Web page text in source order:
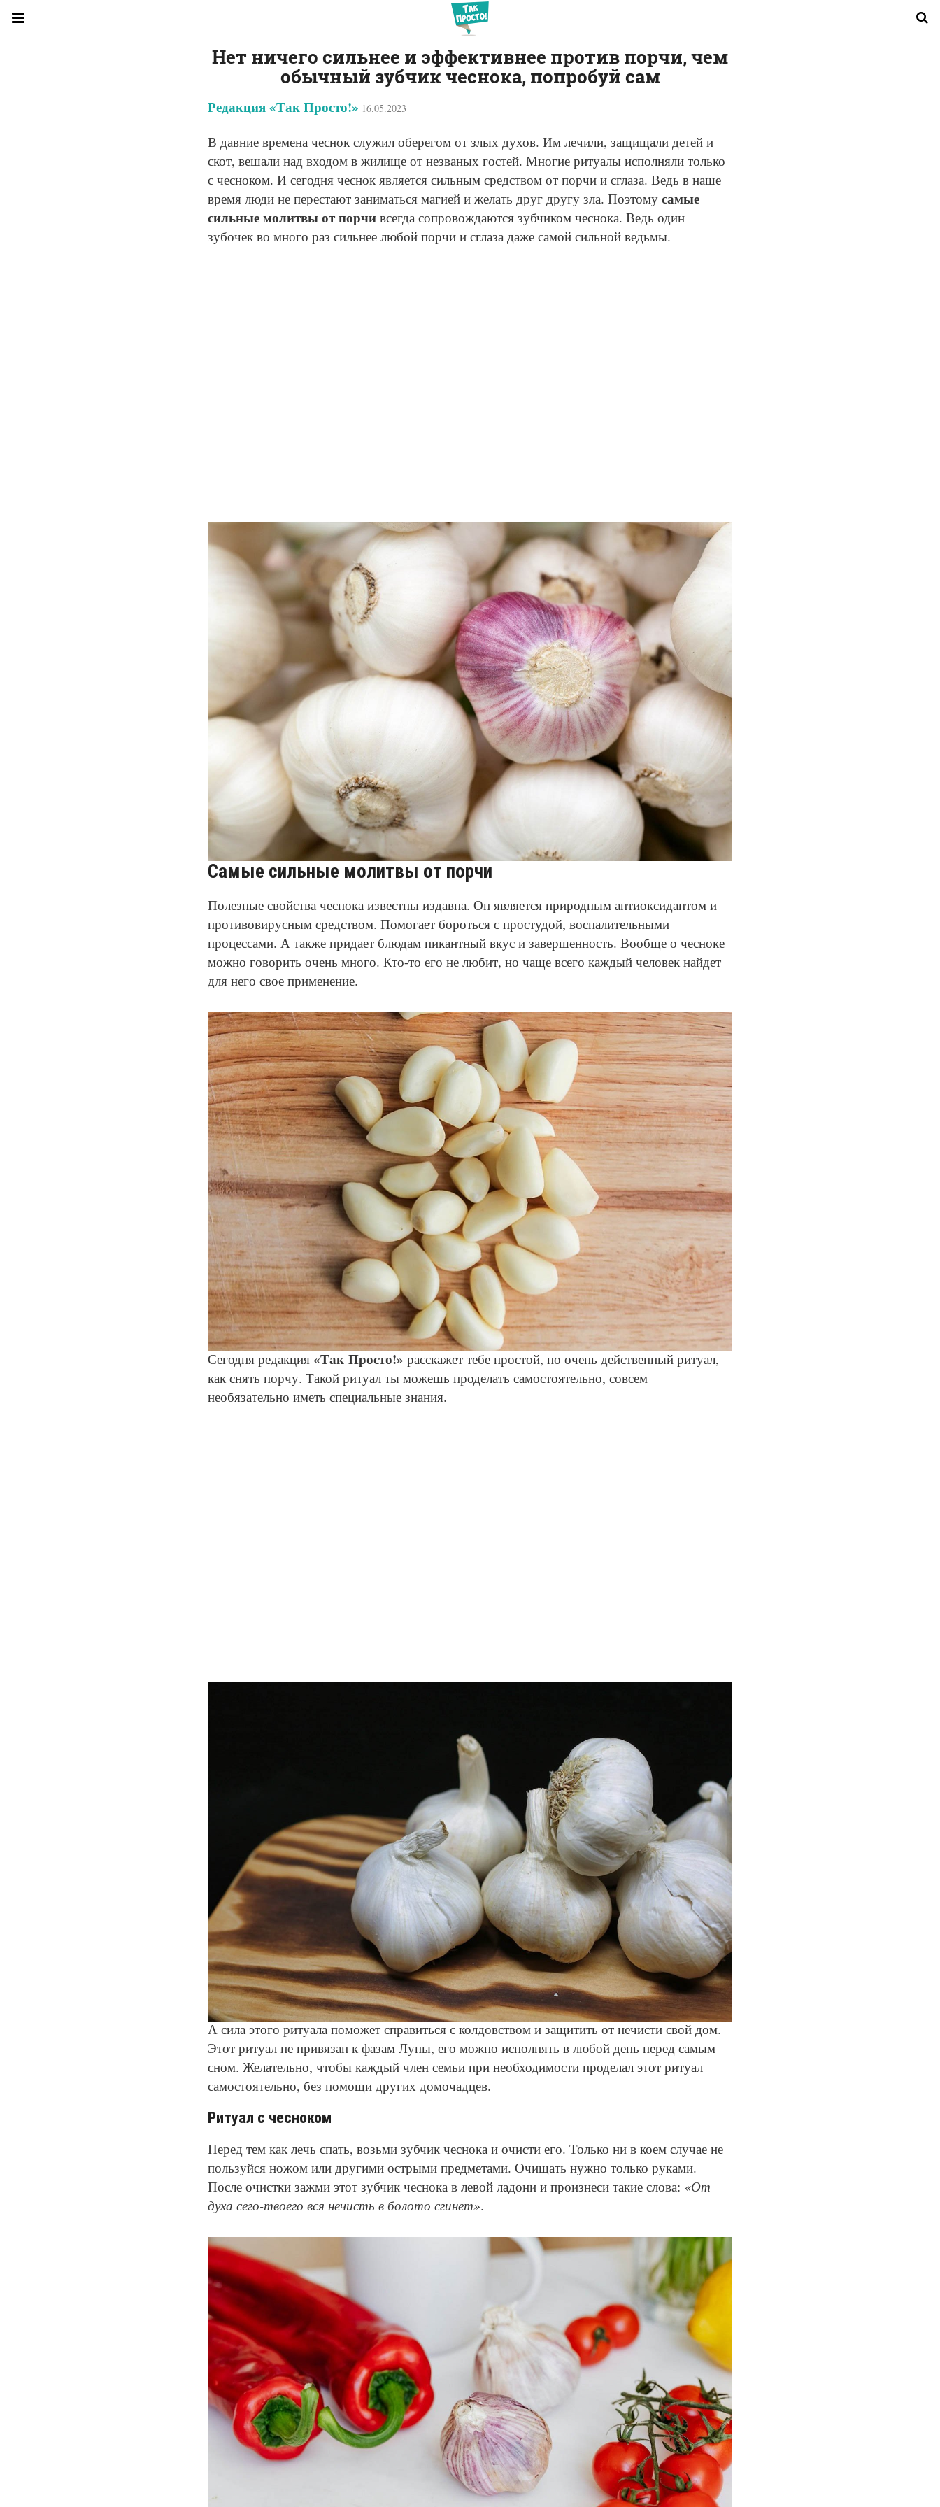
Нет ничего сильнее и эффективнее против порчи, чем
обычный зубчик чеснока, попробуй сам
Редакция «Так Просто!» 16.05.2023
В давние времена чеснок служил оберегом от злых духов. Им лечили, защищали детей и
скот, вешали над входом в жилище от незваных гостей. Многие ритуалы исполняли только
с чесноком. И сегодня чеснок является сильным средством от порчи и сглаза. Ведь в наше
время люди не перестают заниматься магией и желать друг другу зла. Поэтому самые
сильные молитвы от порчи всегда сопровождаются зубчиком чеснока. Ведь один
зубочек во много раз сильнее любой порчи и сглаза даже самой сильной ведьмы.
© Pixabay
Самые сильные молитвы от порчи
Полезные свойства чеснока известны издавна. Он является природным антиоксидантом и
противовирусным средством. Помогает бороться с простудой, воспалительными
процессами. А также придает блюдам пикантный вкус и завершенность. Вообще о чесноке
можно говорить очень много. Кто-то его не любит, но чаще всего каждый человек найдет
для него свое применение.
© Pixabay
Сегодня редакция «Так Просто!» расскажет тебе простой, но очень действенный ритуал,
как снять порчу. Такой ритуал ты можешь проделать самостоятельно, совсем
необязательно иметь специальные знания.
© Pexels
А сила этого ритуала поможет справиться с колдовством и защитить от нечисти свой дом.
Этот ритуал не привязан к фазам Луны, его можно исполнять в любой день перед самым
сном. Желательно, чтобы каждый член семьи при необходимости проделал этот ритуал
самостоятельно, без помощи других домочадцев.
Ритуал с чесноком
Перед тем как лечь спать, возьми зубчик чеснока и очисти его. Только ни в коем случае не
пользуйся ножом или другими острыми предметами. Очищать нужно только руками.
После очистки зажми этот зубчик чеснока в левой ладони и произнеси такие слова: «От
духа сего-твоего вся нечисть в болото сгинет».